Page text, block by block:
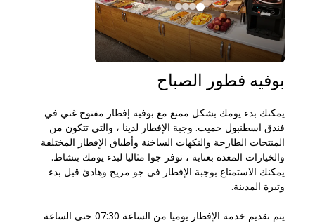
بوفيه فطور الصباح
يمكنك بدء يومك بشكل ممتع مع بوفيه إفطار مفتوح غني في
فندق اسطنبول حميت. وجبة الإفطار لدينا ، والتي تتكون من
المنتجات الطازجة والنكهات الساخنة وأطباق الإفطار المختلفة
والخيارات المعدة بعناية ، توفر جوا مثاليا لبدء يومك بنشاط.
يمكنك الاستمتاع بوجبة الإفطار في جو مريح وهادئ قبل بدء
وتيرة المدينة.
يتم تقديم خدمة الإفطار يوميا من الساعة 07:30 حتى الساعة